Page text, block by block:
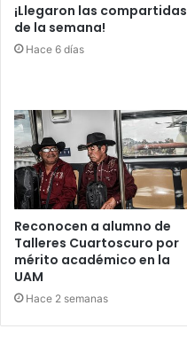
¡Llegaron las compartidas
de la semana!
Hace 6 días
Reconocen a alumno de
Talleres Cuartoscuro por
mérito académico en la
UAM
Hace 2 semanas